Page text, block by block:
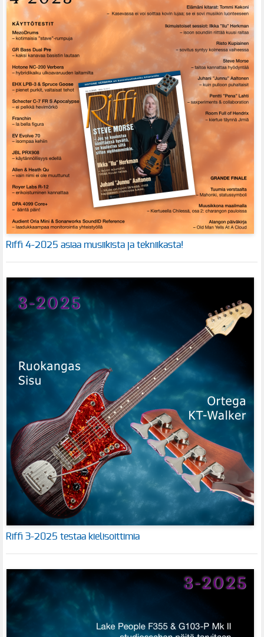
Riffi 4-2025 asiaa musiikista ja tekniikasta!
Riffi 3-2025 testaa kielisoittimia